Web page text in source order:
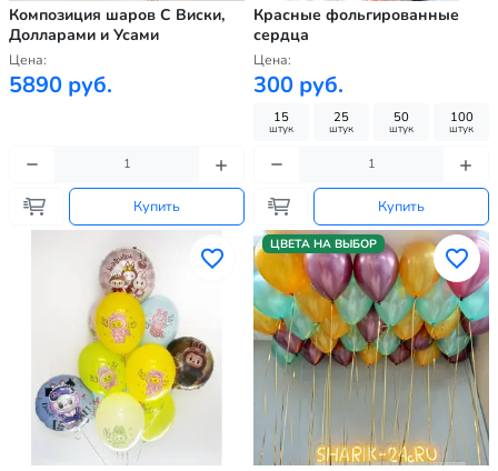
Композиция шаров С Виски,
Долларами и Усами
Цена:
5890 руб.
Купить
Красные фольгированные
сердца
Цена:
300 руб.
15
штук
25
штук
50
штук
100
штук
Купить
ЦВЕТА НА ВЫБОР